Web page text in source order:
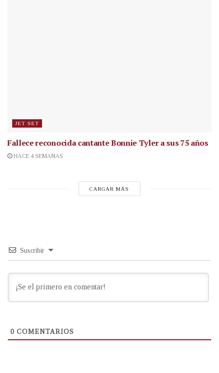
JET SET
Fallece reconocida cantanteBonnie Tyler a sus 75 años
HACE 4 SEMANAS
CARGAR MÁS
Suscribir
0 COMENTARIOS